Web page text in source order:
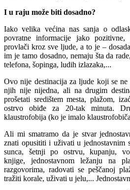
I u raju može biti dosadno?
Iako velika većina nas sanja o
povratne informacije jako
provlači kroz sve ljude, a to je –
im je tamo dosadno, nemaju šta da
telefona, šopinga, ludih izlazaka,...
Ovo nije destinacija za ljude koji se
njih nije nijedna, ali na drugim
prošetati središtem mesta, plažom,
ostrvo obiđe za 20-tak minuta.
klaustrofobija (ko je imalo
Ali mi smatramo da je stvar
znati opusititi i uživati u jednostavnim
sunca, šetnji po ostrvu, kupanju,
knjige, jednostavnom ležanju na
razgovorima, radovati se peščanoj
tražiti korale, uživati u jelu,...